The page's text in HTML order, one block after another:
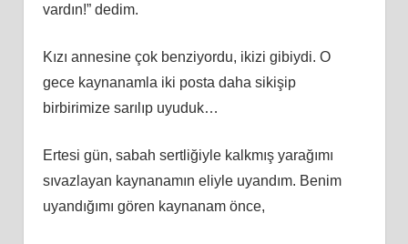
vardın!” dedim.
Kızı annesine çok benziyordu, ikizi gibiydi. O
gece kaynanamla iki posta daha sikişip
birbirimize sarılıp uyuduk…
Ertesi gün, sabah sertliğiyle kalkmış yarağımı
sıvazlayan kaynanamın eliyle uyandım. Benim
uyandığımı gören kaynanam önce,